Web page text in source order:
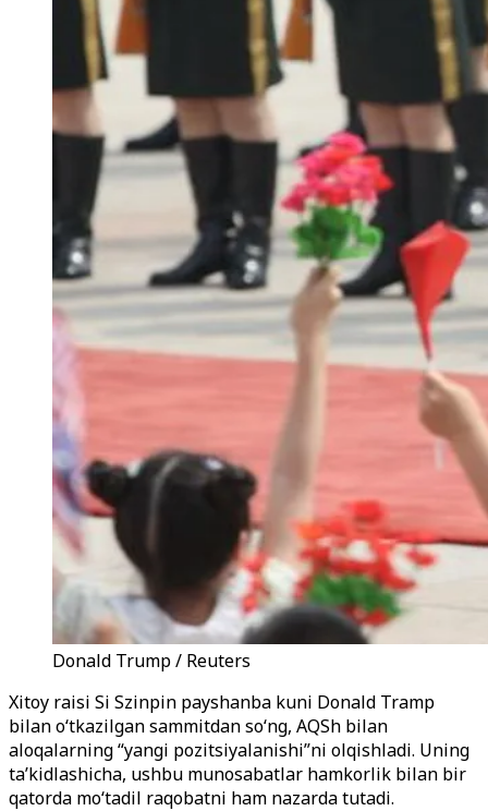
Donald Trump / Reuters
Xitoy raisi Si Szinpin payshanba kuni Donald Tramp
bilan o‘tkazilgan sammitdan so‘ng, AQSh bilan
aloqalarning “yangi pozitsiyalanishi”ni olqishladi. Uning
ta’kidlashicha, ushbu munosabatlar hamkorlik bilan bir
qatorda mo‘tadil raqobatni ham nazarda tutadi.